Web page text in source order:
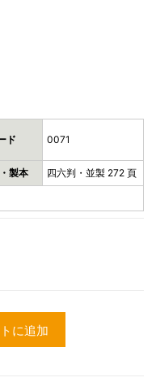
ド 0071
製本 四六判・並製 272 頁
に追加